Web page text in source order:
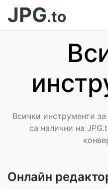
JPG.to
Всички инструменти
са налични на
Онлайн